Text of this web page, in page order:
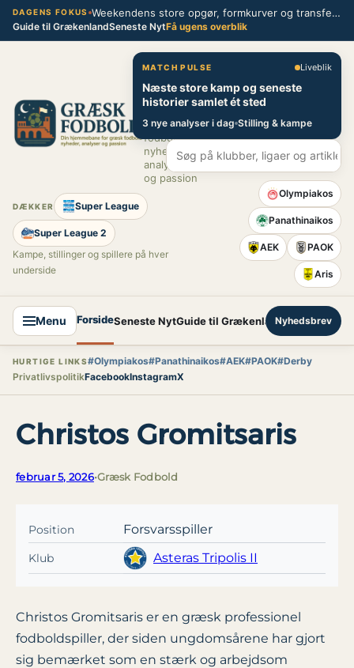
Spring
DAGENS FOKUS Weekendens store opgør, formkurver og transferblik fra græsk fodbold
Guide til GrækenlandSeneste NytFå ugens overblik
Græsk Fodbold
Din
hjemmebane
for græsk
fodbold –
nyheder,
analyser
og passion
DÆKKER Super League
Super League 2
Kampe, stillinger og spillere på hver
underside
MATCH PULSE Liveblik
Næste store kamp og seneste
historier samlet ét sted
3 nye analyser i dag Stilling & kampe
Olympiakos
Panathinaikos
AEK PAOK
Aris
Menu ForsideSeneste NytGuide til GrækenlandSuper League
Nyhedsbrev
HURTIGE LINKS#Olympiakos#Panathinaikos#AEK#PAOK#Derby
PrivatlivspolitikFacebookInstagramX
Christos Gromitsaris
februar 5, 2026•Græsk Fodbold
Position Forsvarsspiller
Klub Asteras Tripolis II
Christos Gromitsaris er en græsk professionel
fodboldspiller, der siden ungdomsårene har gjort
sig bemærket som en stærk og arbejdsom